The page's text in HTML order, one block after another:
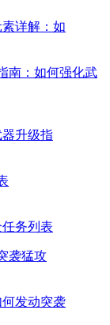
南：如何强化武
袭猛攻